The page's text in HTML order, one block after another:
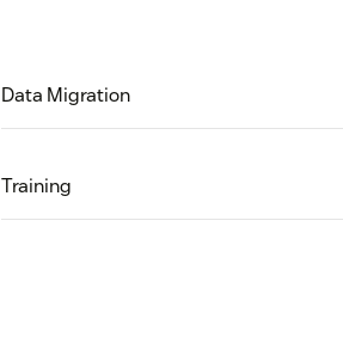
Data Migration
Training